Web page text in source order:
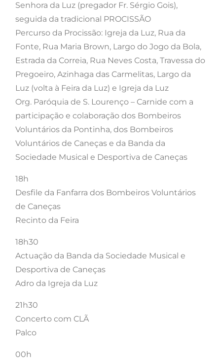
Senhora da Luz (pregador Fr. Sérgio Gois),
seguida da tradicional PROCISSÃO
Percurso da Procissão: Igreja da Luz, Rua da
Fonte, Rua Maria Brown, Largo do Jogo da Bola,
Estrada da Correia, Rua Neves Costa, Travessa do
Pregoeiro, Azinhaga das Carmelitas, Largo da
Luz (volta à Feira da Luz) e Igreja da Luz
Org. Paróquia de S. Lourenço – Carnide com a
participação e colaboração dos Bombeiros
Voluntários da Pontinha, dos Bombeiros
Voluntários de Caneças e da Banda da
Sociedade Musical e Desportiva de Caneças
18h
Desfile da Fanfarra dos Bombeiros Voluntários
de Caneças
Recinto da Feira
18h30
Actuação da Banda da Sociedade Musical e
Desportiva de Caneças
Adro da Igreja da Luz
21h30
Concerto com CLÃ
Palco
00h